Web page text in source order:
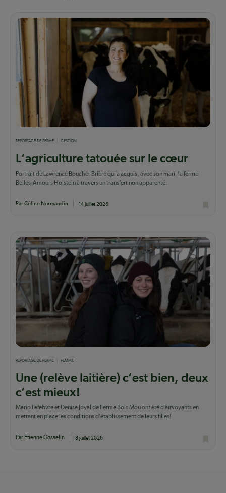
REPORTAGE DE FERME GESTION
L’agriculture tatouée sur le cœur
Portrait de Lawrence Boucher Brière qui a acquis, avec son mari, la ferme
Belles-Amours Holstein à travers un transfert non apparenté.
Par Céline Normandin 14 juillet 2026
REPORTAGE DE FERME FEMME
Une (relève laitière) c’est bien, deux
c’est mieux!
Mario Lefebvre et Denise Joyal de Ferme Bois Mou ont été clairvoyants en
mettant en place les conditions d’établissement de leurs filles!
Par Étienne Gosselin 8 juillet 2026